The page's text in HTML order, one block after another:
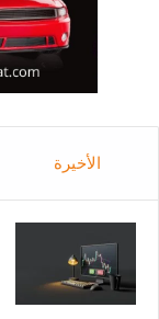
الأخيرة